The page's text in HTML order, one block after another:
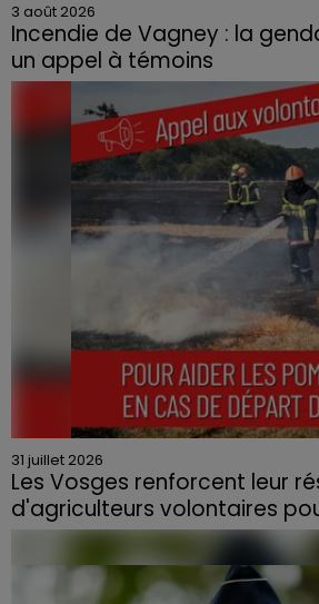
3 août 2026
Incendie de Vagney : la
un appel à témoins
Le feu, parti d'une haie avant de
quartier résidentiel, avait détruit
contraint à l'évacuation d'une
31 juillet 2026
Les Vosges renforcent leur
d'agriculteurs volontaires
Face à la sécheresse et aux
la Chambre d'agriculture des
aux agriculteurs volontaires pour